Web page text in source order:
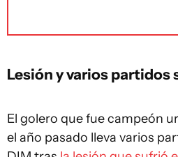
Lesión y varios partidos
El golero que fue campeón
el año pasado lleva varios